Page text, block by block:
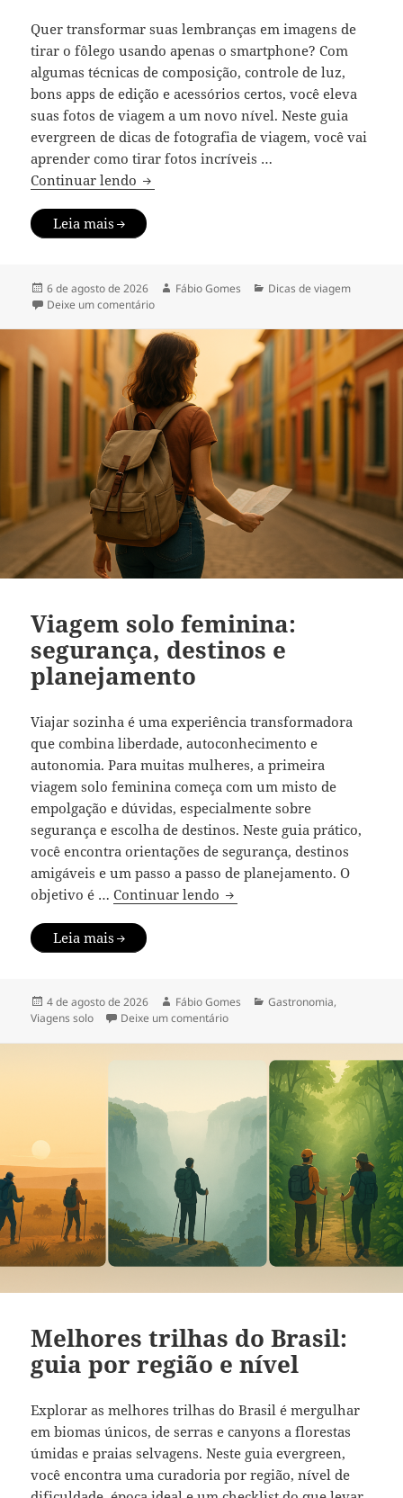
Quer transformar suas lembranças em imagens de
tirar o fôlego usando apenas o smartphone? Com
algumas técnicas de composição, controle de luz,
bons apps de edição e acessórios certos, você eleva
suas fotos de viagem a um novo nível. Neste guia
evergreen de dicas de fotografia de viagem, você vai
aprender como tirar fotos incríveis …
Continuar lendo Dicas de fotografia de viagem no
Leia mais
Publicado
em
6 de agosto de 2026 Autor
Fábio Gomes Categorias
Dicas de viagem
Deixe um comentárioem Dicas de fotografia de viagem no celular:
Viagem solo feminina:
segurança, destinos e
planejamento
Viajar sozinha é uma experiência transformadora
que combina liberdade, autoconhecimento e
autonomia. Para muitas mulheres, a primeira
viagem solo feminina começa com um misto de
empolgação e dúvidas, especialmente sobre
segurança e escolha de destinos. Neste guia prático,
você encontra orientações de segurança, destinos
amigáveis e um passo a passo de planejamento. O
objetivo é …Continuar lendo Viagem solo feminina:
Leia mais
Publicado
em
4 de agosto de 2026 Autor
Fábio Gomes Categorias
Gastronomia,
Viagens solo
Deixe um comentárioem Viagem solo feminina:
Melhores trilhas do Brasil:
guia por região e nível
Explorar as melhores trilhas do Brasil é mergulhar
em biomas únicos, de serras e canyons a florestas
úmidas e praias selvagens. Neste guia evergreen,
você encontra uma curadoria por região, nível de